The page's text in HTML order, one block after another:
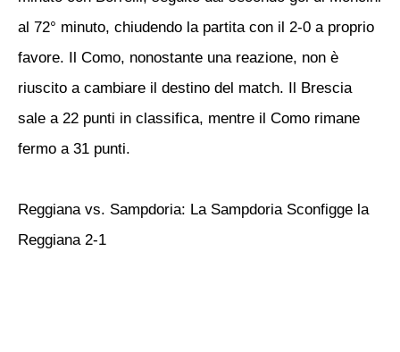
al 72° minuto, chiudendo la partita con il 2-0 a proprio
favore. Il Como, nonostante una reazione, non è
riuscito a cambiare il destino del match. Il Brescia
sale a 22 punti in classifica, mentre il Como rimane
fermo a 31 punti.
Reggiana vs. Sampdoria: La Sampdoria Sconfigge la
Reggiana 2-1